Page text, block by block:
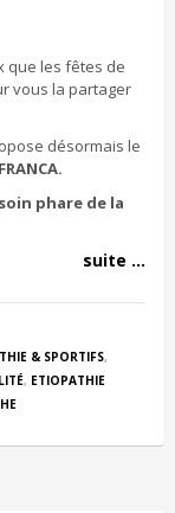
que les fêtes de
vous la partager
désormais le
soin phare de la
suite ...
& SPORTIFS,
, ETIOPATHIE